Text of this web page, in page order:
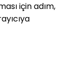
için adım,